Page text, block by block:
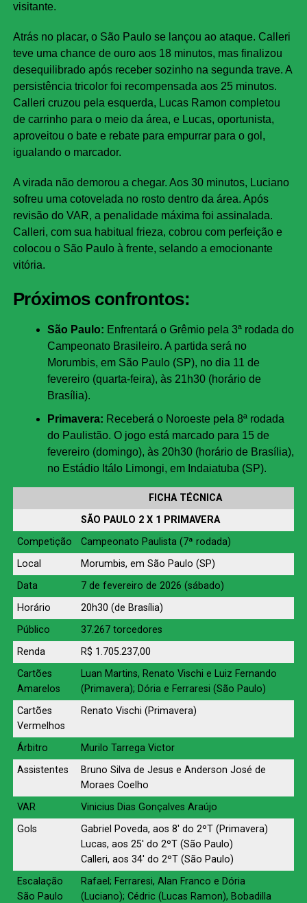
visitante.
Atrás no placar, o São Paulo se lançou ao ataque. Calleri
teve uma chance de ouro aos 18 minutos, mas finalizou
desequilibrado após receber sozinho na segunda trave. A
persistência tricolor foi recompensada aos 25 minutos.
Calleri cruzou pela esquerda, Lucas Ramon completou
de carrinho para o meio da área, e Lucas, oportunista,
aproveitou o bate e rebate para empurrar para o gol,
igualando o marcador.
A virada não demorou a chegar. Aos 30 minutos, Luciano
sofreu uma cotovelada no rosto dentro da área. Após
revisão do VAR, a penalidade máxima foi assinalada.
Calleri, com sua habitual frieza, cobrou com perfeição e
colocou o São Paulo à frente, selando a emocionante
vitória.
Próximos confrontos:
São Paulo: Enfrentará o Grêmio pela 3ª rodada do
Campeonato Brasileiro. A partida será no
Morumbis, em São Paulo (SP), no dia 11 de
fevereiro (quarta-feira), às 21h30 (horário de
Brasília).
Primavera: Receberá o Noroeste pela 8ª rodada
do Paulistão. O jogo está marcado para 15 de
fevereiro (domingo), às 20h30 (horário de Brasília),
no Estádio Itálo Limongi, em Indaiatuba (SP).
FICHA TÉCNICA
SÃO PAULO 2 X 1 PRIMAVERA
Competição
Campeonato Paulista (7ª rodada)
Local
Morumbis, em São Paulo (SP)
Data
7 de fevereiro de 2026 (sábado)
Horário
20h30 (de Brasília)
Público
37.267 torcedores
Renda
R$ 1.705.237,00
Cartões
Amarelos
Luan Martins, Renato Vischi e Luiz Fernando
(Primavera); Dória e Ferraresi (São Paulo)
Cartões
Vermelhos
Renato Vischi (Primavera)
Árbitro
Murilo Tarrega Victor
Assistentes
Bruno Silva de Jesus e Anderson José de
Moraes Coelho
VAR
Vinicius Dias Gonçalves Araújo
Gols
Gabriel Poveda, aos 8′ do 2ºT (Primavera)
Lucas, aos 25′ do 2ºT (São Paulo)
Calleri, aos 34′ do 2ºT (São Paulo)
Escalação
São Paulo
Rafael; Ferraresi, Alan Franco e Dória
(Luciano); Cédric (Lucas Ramon), Bobadilla